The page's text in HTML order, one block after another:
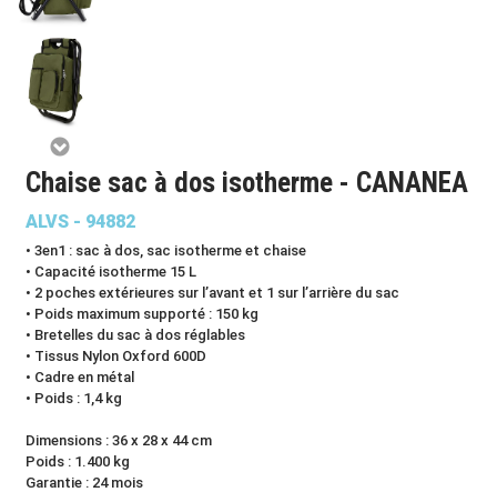
Chaise sac à dos isotherme - CANANEA
ALVS - 94882
• 3en1 : sac à dos, sac isotherme et chaise
• Capacité isotherme 15 L
• 2 poches extérieures sur l’avant et 1 sur l’arrière du sac
• Poids maximum supporté : 150 kg
• Bretelles du sac à dos réglables
• Tissus Nylon Oxford 600D
• Cadre en métal
• Poids : 1,4 kg
Dimensions : 36 x 28 x 44 cm
Poids : 1.400 kg
Garantie : 24 mois